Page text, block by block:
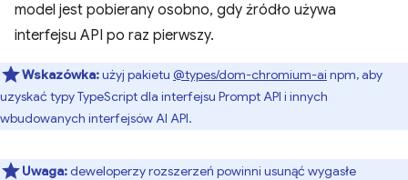
model jest pobierany osobno, gdy źródło używa
interfejsu API po raz pierwszy.
Wskazówka:użyj pakietu @types/dom-chromium-ai npm, aby
uzyskać typy TypeScript dla interfejsu Prompt API i innych
wbudowanych interfejsów AI API.
Uwaga:deweloperzy rozszerzeń powinni usunąć wygasłe